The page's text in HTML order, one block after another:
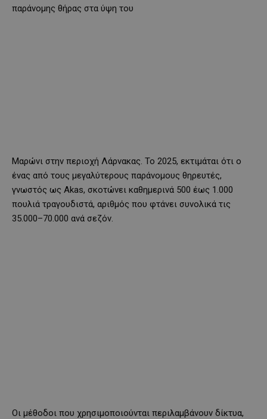
παράνομης θήρας στα ύψη του
Μαρώνι στην περιοχή Λάρνακας. Το 2025, εκτιμάται ότι ο
ένας από τους μεγαλύτερους παράνομους θηρευτές,
γνωστός ως Akas, σκοτώνει καθημερινά 500 έως 1.000
πουλιά τραγουδιστά, αριθμός που φτάνει συνολικά τις
35.000–70.000 ανά σεζόν.
Οι μέθοδοι που χρησιμοποιούνται περιλαμβάνουν δίκτυα,